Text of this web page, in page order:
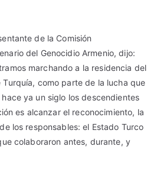
de la Comisión
del Genocidio Armenio, dijo:
marchando a la residencia del
como parte de la lucha que
ya un siglo los descendientes
es alcanzar el reconocimiento, la
los responsables: el Estado Turco
colaboraron antes, durante, y